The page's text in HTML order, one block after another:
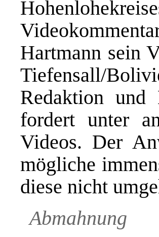
Hartmann sein
Tiefensall/
Redaktion
fordert unter
Videos. Der
mögliche
diese nicht
Abmahnung